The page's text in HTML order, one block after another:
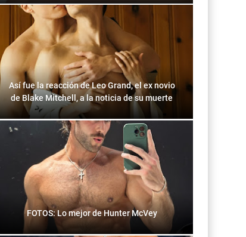
Así fue la reacción de Leo Grand, el ex novio
de Blake Mitchell, a la noticia de su muerte
FOTOS: Lo mejor de Hunter McVey